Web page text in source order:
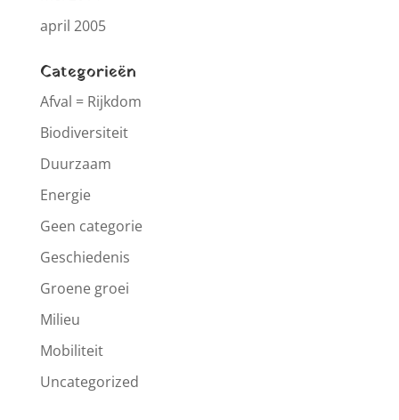
april 2005
Categorieën
Afval = Rijkdom
Biodiversiteit
Duurzaam
Energie
Geen categorie
Geschiedenis
Groene groei
Milieu
Mobiliteit
Uncategorized